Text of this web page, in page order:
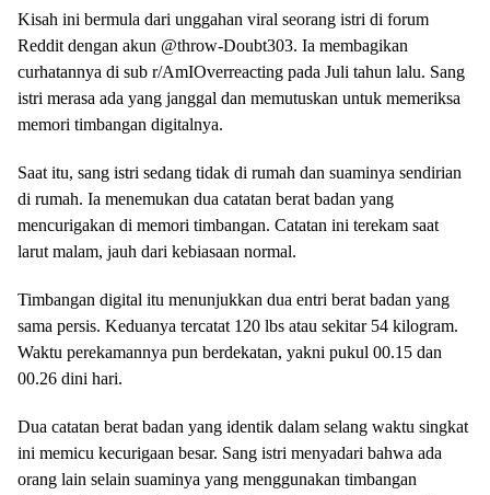
Kisah ini bermula dari unggahan viral seorang istri di forum
Reddit dengan akun @throw-Doubt303. Ia membagikan
curhatannya di sub r/AmIOverreacting pada Juli tahun lalu. Sang
istri merasa ada yang janggal dan memutuskan untuk memeriksa
memori timbangan digitalnya.
Saat itu, sang istri sedang tidak di rumah dan suaminya sendirian
di rumah. Ia menemukan dua catatan berat badan yang
mencurigakan di memori timbangan. Catatan ini terekam saat
larut malam, jauh dari kebiasaan normal.
Timbangan digital itu menunjukkan dua entri berat badan yang
sama persis. Keduanya tercatat 120 lbs atau sekitar 54 kilogram.
Waktu perekamannya pun berdekatan, yakni pukul 00.15 dan
00.26 dini hari.
Dua catatan berat badan yang identik dalam selang waktu singkat
ini memicu kecurigaan besar. Sang istri menyadari bahwa ada
orang lain selain suaminya yang menggunakan timbangan